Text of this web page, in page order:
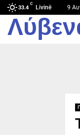
33.4
C
Livinë 9